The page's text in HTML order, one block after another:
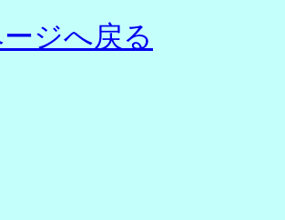
ージへ戻る